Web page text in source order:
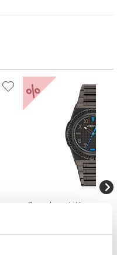
%
Zegarek męski Versace